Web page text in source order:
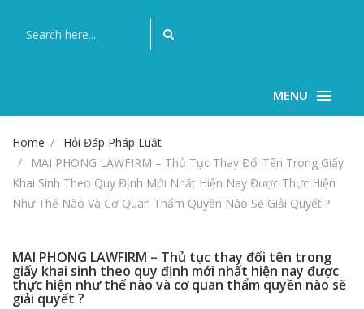
MENU
Home
Hỏi Đáp Pháp Luật
MAI PHONG LAWFIRM – Thủ Tục Thay Đổi Tên Trong Giấy
Khai Sinh Theo Quy Định Mới Nhất Hiện Nay Được Thực Hiện
Như Thế Nào Và Cơ Quan Thẩm Quyền Nào Sẽ Giải Quyết ?
MAI PHONG LAWFIRM – Thủ tục thay đổi tên trong
giấy khai sinh theo quy định mới nhất hiện nay được
thực hiện như thế nào và cơ quan thẩm quyền nào sẽ
giải quyết ?